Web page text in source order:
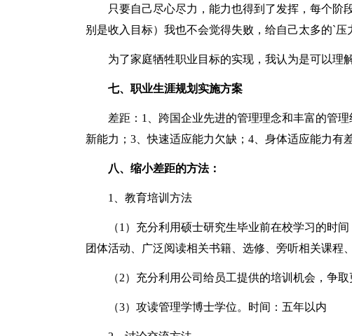
只要自己尽心尽力，能力也得到了发挥，每个阶
别是收入目标）我也不会觉得失败，给自己太多的`压
为了家庭牺牲职业目标的实现，我认为是可以理
七、职业生涯规划实施方案
差距：1、跨国企业先进的管理理念和丰富的管
新能力；3、快速适应能力欠缺；4、身体适应能力有
八、缩小差距的方法：
1、教育培训方法
（1）充分利用硕士研究生毕业前在校学习的时
团体活动、广泛阅读相关书籍、选修、旁听相关课程
（2）充分利用公司给员工提供的培训机会，争
（3）攻读管理学博士学位。时间：五年以内